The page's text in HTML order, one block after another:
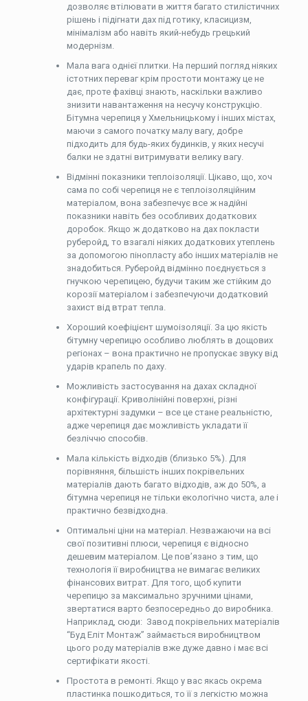
дозволяє втілювати в життя багато стилістичних
рішень і підігнати дах під готику, класицизм,
мінімалізм або навіть який-небудь грецький
модернізм.
Мала вага однієї плитки. На перший погляд ніяких
істотних переваг крім простоти монтажу це не
дає, проте фахівці знають, наскільки важливо
знизити навантаження на несучу конструкцію.
Бітумна черепиця у Хмельницькому і інших містах,
маючи з самого початку малу вагу, добре
підходить для будь-яких будинків, у яких несучі
балки не здатні витримувати велику вагу.
Відмінні показники теплоізоляції. Цікаво, що, хоч
сама по собі черепиця не є теплоізоляційним
матеріалом, вона забезпечує все ж надійні
показники навіть без особливих додаткових
доробок. Якщо ж додатково на дах покласти
руберойд, то взагалі ніяких додаткових утеплень
за допомогою пінопласту або інших матеріалів не
знадобиться. Руберойд відмінно поєднується з
гнучкою черепицею, будучи таким же стійким до
корозії матеріалом і забезпечуючи додатковий
захист від втрат тепла.
Хороший коефіцієнт шумоізоляції. За цю якість
бітумну черепицю особливо люблять в дощових
регіонах – вона практично не пропускає звуку від
ударів крапель по даху.
Можливість застосування на дахах складної
конфігурації. Криволінійні поверхні, різні
архітектурні задумки – все це стане реальністю,
адже черепиця дає можливість укладати її
безліччю способів.
Мала кількість відходів (близько 5%). Для
порівняння, більшість інших покрівельних
матеріалів дають багато відходів, аж до 50%, а
бітумна черепиця не тільки екологічно чиста, але і
практично безвідходна.
Оптимальні ціни на матеріал. Незважаючи на всі
свої позитивні плюси, черепиця є відносно
дешевим матеріалом. Це пов’язано з тим, що
технологія її виробництва не вимагає великих
фінансових витрат. Для того, щоб купити
черепицю за максимально зручними цінами,
звертатися варто безпосередньо до виробника.
Наприклад, сюди: Завод покрівельних матеріалів
“Буд Еліт Монтаж” займається виробництвом
цього роду матеріалів вже дуже давно і має всі
сертифікати якості.
Простота в ремонті. Якщо у вас якась окрема
пластинка пошкодиться, то її з легкістю можна